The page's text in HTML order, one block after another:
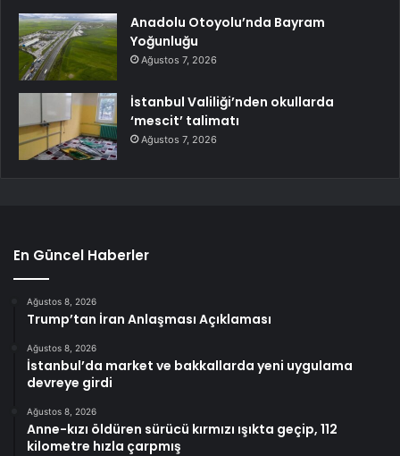
Anadolu Otoyolu’nda Bayram
Yoğunluğu
Ağustos 7, 2026
İstanbul Valiliği’nden okullarda
‘mescit’ talimatı
Ağustos 7, 2026
En Güncel Haberler
Ağustos 8, 2026
Trump’tan İran Anlaşması Açıklaması
Ağustos 8, 2026
İstanbul’da market ve bakkallarda yeni uygulama
devreye girdi
Ağustos 8, 2026
Anne-kızı öldüren sürücü kırmızı ışıkta geçip, 112
kilometre hızla çarpmış